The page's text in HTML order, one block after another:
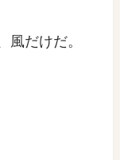
風だけだ。